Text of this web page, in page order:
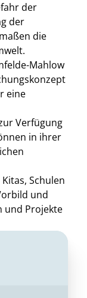
der
der
die
Mahlow
eine
Verfügung
in ihrer
Schulen
und
und Projekte